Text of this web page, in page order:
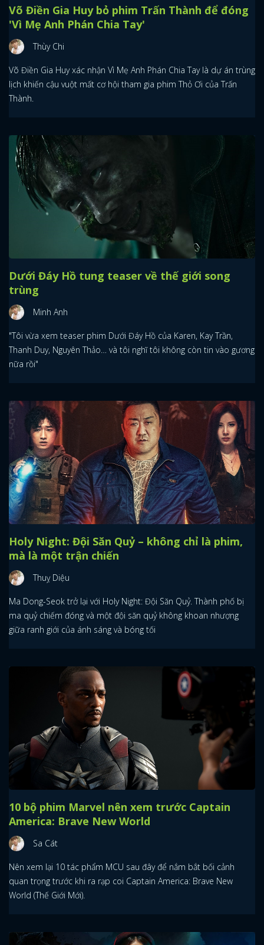
Võ Điền Gia Huy bỏ phim Trấn Thành để đóng
'Vì Mẹ Anh Phán Chia Tay'
Thùy Chi
Võ Điền Gia Huy xác nhận Vì Mẹ Anh Phán Chia Tay là dự án trùng
lịch khiến cậu vuột mất cơ hội tham gia phim Thỏ Ơi của Trấn
Thành.
Dưới Đáy Hồ tung teaser về thế giới song
trùng
Minh Anh
"Tôi vừa xem teaser phim Dưới Đáy Hồ của Karen, Kay Trần,
Thanh Duy, Nguyên Thảo… và tôi nghĩ tôi không còn tin vào gương
nữa rồi"
Holy Night: Đội Săn Quỷ – không chỉ là phim,
mà là một trận chiến
Thuỵ Diệu
Ma Dong-Seok trở lại với Holy Night: Đội Săn Quỷ. Thành phố bị
ma quỷ chiếm đóng và một đội săn quỷ không khoan nhượng
giữa ranh giới của ánh sáng và bóng tối
10 bộ phim Marvel nên xem trước Captain
America: Brave New World
Sa Cát
Nên xem lại 10 tác phẩm MCU sau đây để nắm bắt bối cảnh
quan trọng trước khi ra rạp coi Captain America: Brave New
World (Thế Giới Mới).